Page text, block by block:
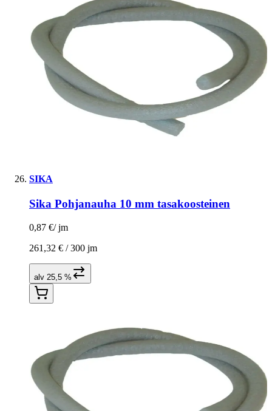
SIKA
Sika Pohjanauha 10 mm tasakoosteinen
0,87 €/ jm
261,32 € /300 jm
alv 25,5 %